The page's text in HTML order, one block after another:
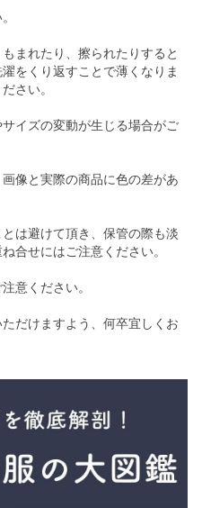
まれたり、擦られたりすると
をくり返すことで薄くなりま
さい。
イズの変動が生じる場合がご
像と実際の商品に色の差があ
は避けて頂き、保管の際も淡
合せにはご注意ください。
意ください。
だけますよう、何卒宜しくお